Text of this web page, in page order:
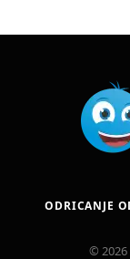
ODRICANJE
© 2026